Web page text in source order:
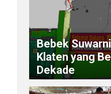
Bebek
Klaten yang
Dekade